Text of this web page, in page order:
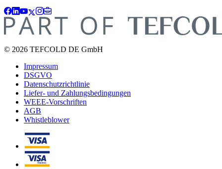
© 2026 TEFCOLD DE GmbH
Impressum
DSGVO
Datenschutzrichtlinie
Liefer- und Zahlungsbedingungen
WEEE-Vorschriften
AGB
Whistleblower